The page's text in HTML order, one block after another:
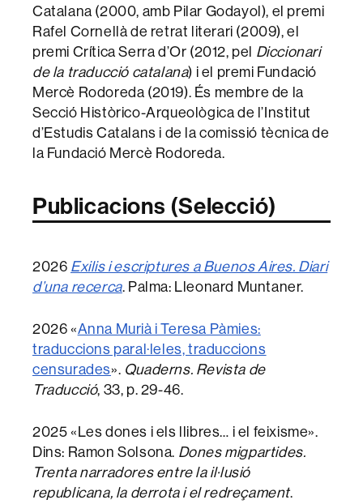
Catalana (2000, amb Pilar Godayol), el premi
Rafel Cornellà de retrat literari (2009), el
premi Crítica Serra d’Or (2012, pel Diccionari
de la traducció catalana) i el premi Fundació
Mercè Rodoreda (2019). És membre de la
Secció Històrico-Arqueològica de l’Institut
d’Estudis Catalans i de la comissió tècnica de
la Fundació Mercè Rodoreda.
Publicacions (Selecció)
2026 Exilis i escriptures a Buenos Aires. Diari
d’una recerca. Palma: Lleonard Muntaner.
2026 «Anna Murià i Teresa Pàmies:
traduccions paral·leles, traduccions
censurades». Quaderns. Revista de
Traducció, 33, p. 29-46.
2025 «Les dones i els llibres… i el feixisme».
Dins: Ramon Solsona. Dones migpartides.
Trenta narradores entre la il·lusió
republicana, la derrota i el redreçament.